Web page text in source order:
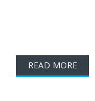
READ MORE